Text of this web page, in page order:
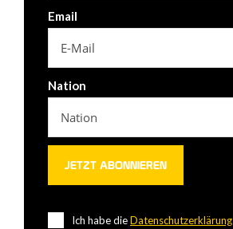
Email
Nation
Ich habe dieDatenschutzerklärung